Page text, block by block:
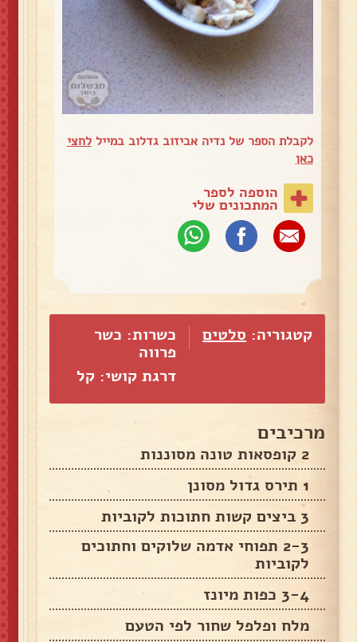
לקבלת הספר של נדיה אביזוב גדלוב במייללחצי
כאן
הוספה לספר
המתכונים שלי
קטגוריה: סלטים
כשרות: כשר
פרווה
דרגת קושי: קל
מרכיבים
2 קופסאות טונה מסוננות
1 תירס גדול מסונן
3 ביצים קשות חתוכות לקוביות
2-3 תפוחי אדמה שלוקים וחתוכים
לקוביות
3-4 כפות מיונז
מלח ופלפל שחור לפי הטעם